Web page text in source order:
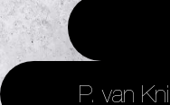
P. van